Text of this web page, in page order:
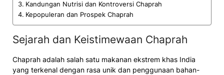
Kandungan Nutrisi dan Kontroversi Chaprah
Kepopuleran dan Prospek Chaprah
Sejarah dan Keistimewaan Chaprah
Chaprah adalah salah satu makanan ekstrem khas India
yang terkenal dengan rasa unik dan penggunaan bahan-